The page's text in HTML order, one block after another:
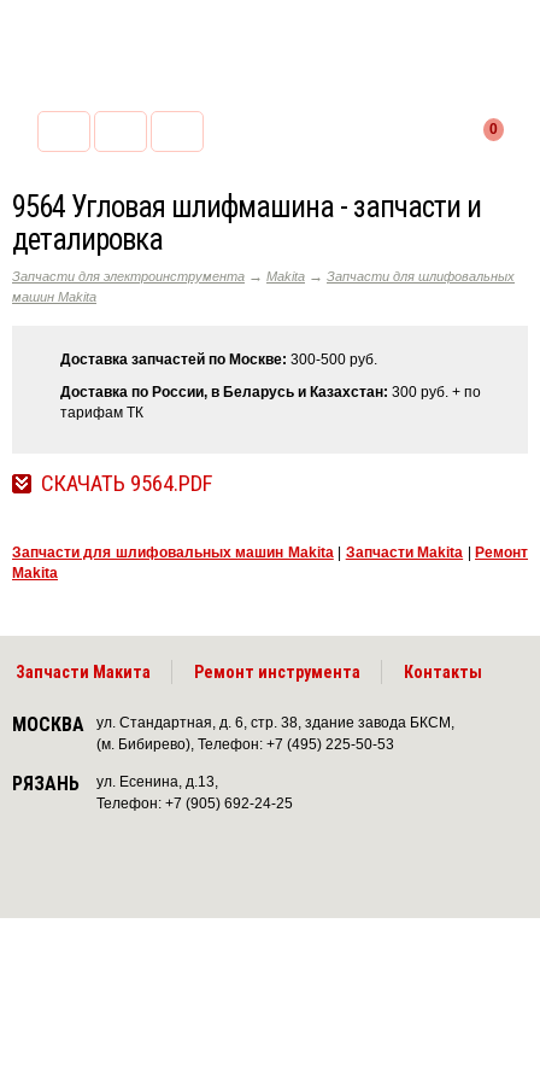
0
9564 Угловая шлифмашина - запчасти и
деталировка
Запчасти для электроинструмента → Makita → Запчасти для шлифовальных
машин Makita
Доставка запчастей по Москве: 300-500 руб.
Доставка по России, в Беларусь и Казахстан: 300 руб. + по
тарифам ТК
СКАЧАТЬ 9564.PDF
Запчасти для шлифовальных машин Makita| Запчасти Makita
Ремонт
Makita
Запчасти Макита Ремонт инструмента Контакты
МОСКВА
ул. Стандартная, д. 6, стр. 38, здание завода БКСМ,
(м. Бибирево), Телефон: +7 (495) 225-50-53
РЯЗАНЬ
ул. Есенина, д.13,
Телефон: +7 (905) 692-24-25